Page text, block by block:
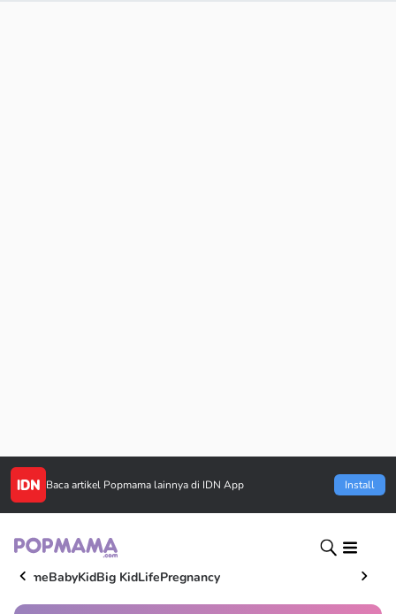
Baca artikel Popmama lainnya di IDN App Install
HomeBabyKidBig KidLifePregnancy